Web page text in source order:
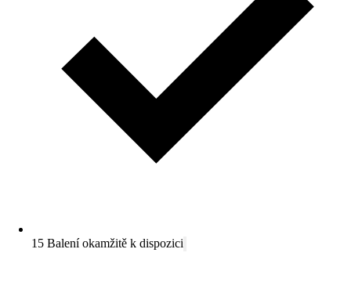
15 Balení okamžitě k dispozici